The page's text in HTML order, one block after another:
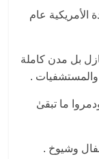
الأمريكية عام
بل مدن كاملة
والمستشفيات .
ما تبقىٰ
وشيوخ .